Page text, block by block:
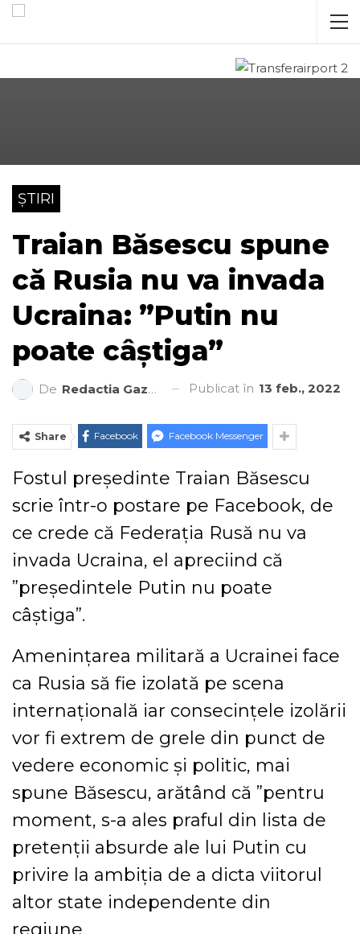
ȘTIRI
Traian Băsescu spune
că Rusia nu va invada
Ucraina: ”Putin nu
poate câștiga”
De Redactia Gazeta Brașovului Publicat în 13 feb., 2022
Share Facebook Facebook Messenger
Fostul preşedinte Traian Băsescu
scrie într-o postare pe Facebook, de
ce crede că Federaţia Rusă nu va
invada Ucraina, el apreciind că
”preşedintele Putin nu poate
câştiga”.
Ameninţarea militară a Ucrainei face
ca Rusia să fie izolată pe scena
internaţională iar consecinţele izolării
vor fi extrem de grele din punct de
vedere economic şi politic, mai
spune Băsescu, arătând că ”pentru
moment, s-a ales praful din lista de
pretenţii absurde ale lui Putin cu
privire la ambiţia de a dicta viitorul
altor state independente din
regiune.